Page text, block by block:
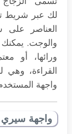
لك عبر شريط
العناصر على
والوجت. يمكنك
ورائها، أو
القراءة،
واجهة
واجهة سيري